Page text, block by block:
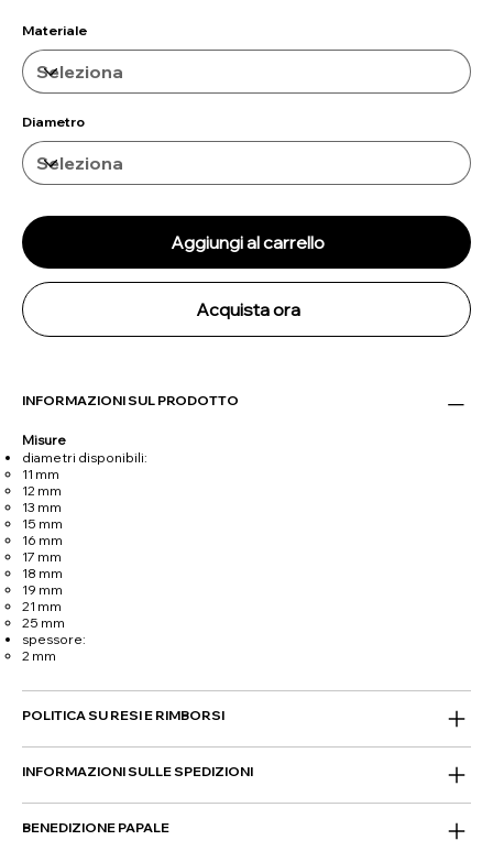
Materiale
Diametro
Aggiungi al carrello
Acquista ora
INFORMAZIONI SUL PRODOTTO
Misure
diametri disponibili:
11 mm
12 mm
13 mm
15 mm
16 mm
17 mm
18 mm
19 mm
21 mm
25 mm
spessore:
2 mm
POLITICA SU RESI E RIMBORSI
INFORMAZIONI SULLE SPEDIZIONI
BENEDIZIONE PAPALE